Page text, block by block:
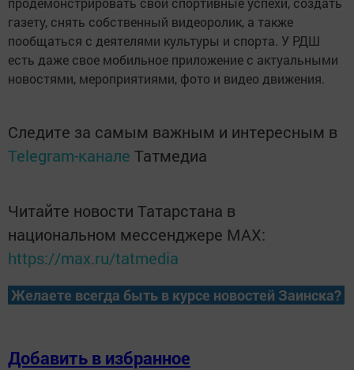
газету, снять собственный видеоролик, а также
пообщаться с деятелями культуры и спорта. У РДШ
есть даже свое мобильное приложение с актуальными
новостями, мероприятиями, фото и видео движения.
Следите за самым важным и интересным в
Telegram-канале Татмедиа
Читайте новости Татарстана в
национальном мессенджере MАХ:
https://max.ru/tatmedia
Желаете всегда быть в курсе новостей Заинска?
Добавить в избранное